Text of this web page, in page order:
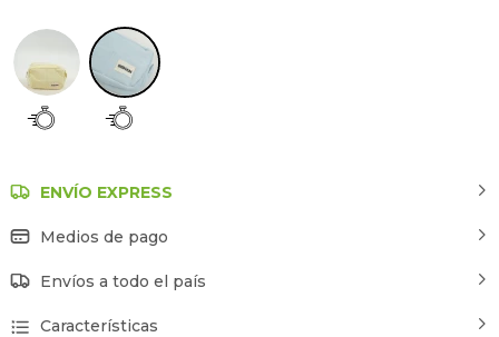
ENVÍO EXPRESS
Medios de pago
Envíos a todo el país
Características